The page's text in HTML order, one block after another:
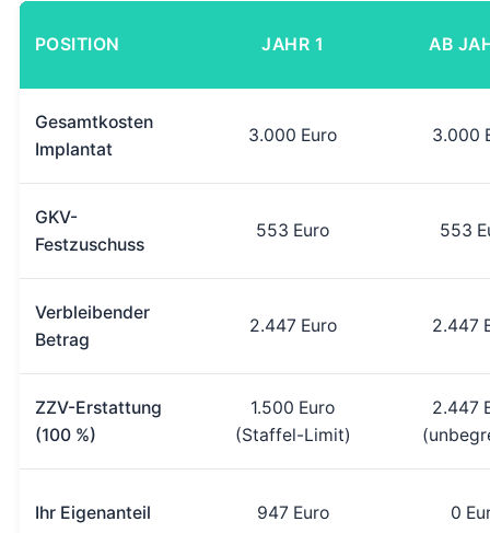
POSITION JAHR 1 AB
Gesamtkosten
Implantat
3.000 Euro 3.000
GKV-
Festzuschuss
553 Euro 553
Verbleibender
Betrag
2.447 Euro 2.447
ZZV-Erstattung
(100 %)
1.500 Euro
(Staffel-Limit)
2.447
Ihr Eigenanteil 947 Euro 0